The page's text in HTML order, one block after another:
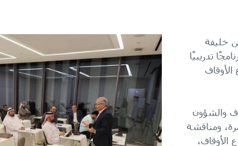
خليفة
تدريبيًا
والشؤون
ومناقشة
الأوقاف،